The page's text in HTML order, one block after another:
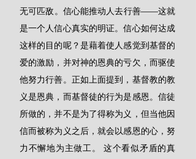
无可匹敌。信心能推动人去行善——这就
是一个人信心真实的明证。信心如何达成
这样的目的呢？是藉着使人感觉到基督的
爱的激励，并对神的恩典的亏欠，而驱使
他努力行善。正如上面提到，基督教的教
义是恩典，而基督徒的行为是感恩。信徒
所做的，并不是为了得称为义，但当他因
信而被称为义之后，就会以感恩的心，努
力不懈地为主做工。 这个看似矛盾的真